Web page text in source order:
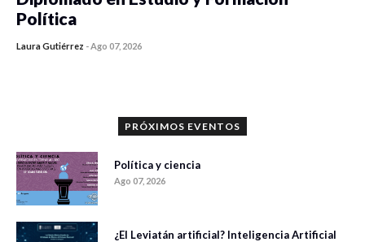
Política
Laura Gutiérrez -Ago 07, 2026
PRÓXIMOS EVENTOS
Política y ciencia
Ago 07, 2026
¿El Leviatán artificial? Inteligencia Artificial